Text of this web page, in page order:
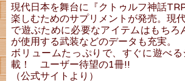
現代日本を舞台に『クトゥルフ神話
楽しむためのサプリメントが発売。現
で遊ぶために必要なアイテムはもちろ
が使用する武装などのデータも充実。
ボリュームたっぷりで、すぐに遊べ
載！ ユーザー待望の1冊!!
（公式サイトより）